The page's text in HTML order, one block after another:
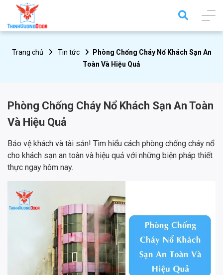
Trang chủ Tin tức
Phòng Chống Cháy Nổ Khách Sạn An
Toàn Và Hiệu Quả
Phòng Chống Cháy Nổ Khách Sạn An Toàn
Và Hiệu Quả
Bảo vệ khách và tài sản! Tìm hiểu cách phòng chống cháy nổ
cho khách sạn an toàn và hiệu quả với những biện pháp thiết
thực ngay hôm nay.